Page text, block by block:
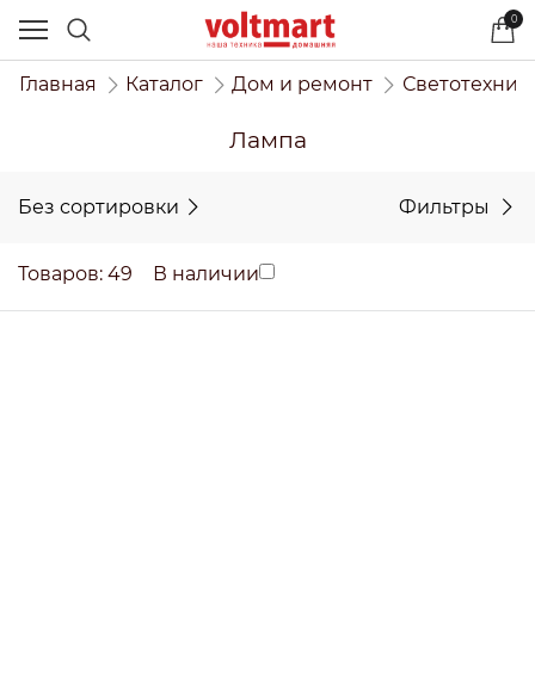
0
Главная Каталог Дом и ремонт
Лампа
Без сортировки Фильтры
Товаров: 49 В наличии